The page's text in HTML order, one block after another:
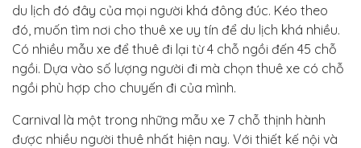
du lịch đó đây của mọi người khá đông đúc. Kéo theo
đó, muốn tìm nơi cho thuê xe uy tín để du lịch khá nhiều.
Có nhiều mẫu xe để thuê đi lại từ 4 chỗ ngồi đến 45 chỗ
ngồi. Dựa vào số lượng người đi mà chọn thuê xe có chỗ
ngồi phù hợp cho chuyến đi của mình.
Carnival là một trong những mẫu xe 7 chỗ thịnh hành
được nhiều người thuê nhất hiện nay. Với thiết kế nội và